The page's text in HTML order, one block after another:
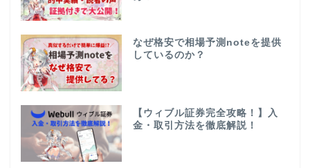
なぜ格安で相場予測noteを提供
しているのか？
【ウィブル証券完全攻略！】入
金・取引方法を徹底解説！